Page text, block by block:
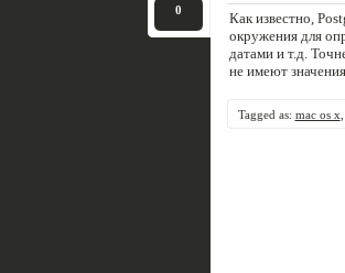
0
Как известно,
окружения для
датами и т.д.
не имеют
Tagged as: mac os x